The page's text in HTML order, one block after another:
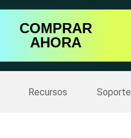
COMPRAR
AHORA
Recursos Soporte
Más productos